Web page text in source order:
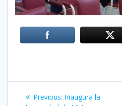
PostPrevious: Previous
Inaugura la